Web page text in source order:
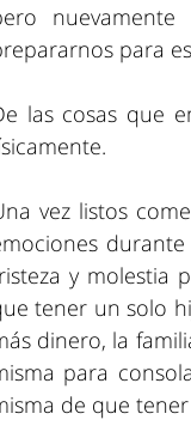
para
las cosas que
vez listos
y molestia
tener un solo
dinero, la
para
de que